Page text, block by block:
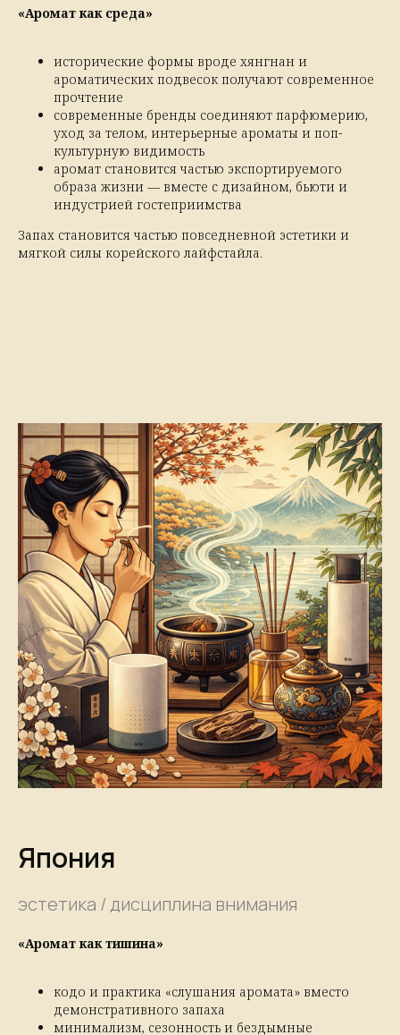
«Аромат как среда»
исторические формы вроде хянгнан и
ароматических подвесок получают современное
прочтение
современные бренды соединяют парфюмерию,
уход за телом, интерьерные ароматы и поп-
культурную видимость
аромат становится частью экспортируемого
образа жизни — вместе с дизайном, бьюти и
индустрией гостеприимства
Запах становится частью повседневной эстетики и
мягкой силы корейского лайфстайла.
Япония
эстетика / дисциплина внимания
«Аромат как тишина»
кодо и практика «слушания аромата» вместо
демонстративного запаха
минимализм, сезонность и бездымные